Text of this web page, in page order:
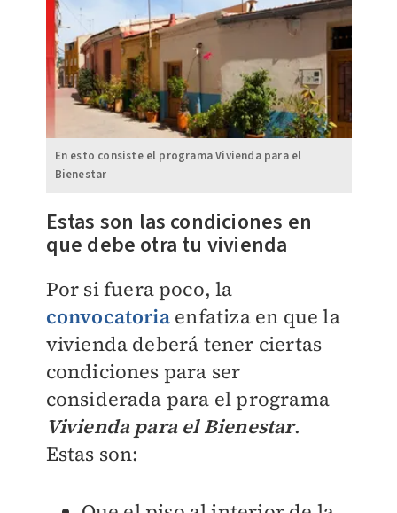
En esto consiste el programa Vivienda para el
Bienestar
Estas son las condiciones en
que debe otra tu vivienda
Por si fuera poco, la
convocatoriaenfatiza en que la
vivienda deberá tener ciertas
condiciones para ser
considerada para el programa
Vivienda para el Bienestar.
Estas son: